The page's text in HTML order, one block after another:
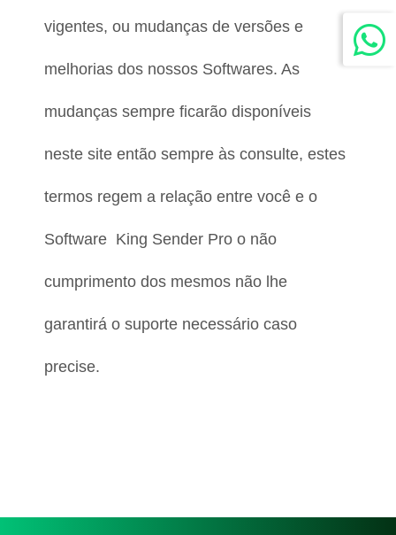
vigentes, ou mudanças de versões e
melhorias dos nossos Softwares. As
mudanças sempre ficarão disponíveis
neste site então sempre às consulte, estes
termos regem a relação entre você e o
Software  King Sender Pro o não
cumprimento dos mesmos não lhe
garantirá o suporte necessário caso
precise.